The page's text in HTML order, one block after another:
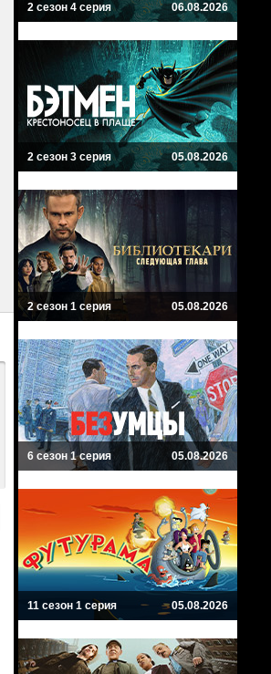
2 сезон 4 серия 06.08.2026
2 сезон 3 серия 05.08.2026
2 сезон 1 серия 05.08.2026
6 сезон 1 серия 05.08.2026
11 сезон 1 серия 05.08.2026